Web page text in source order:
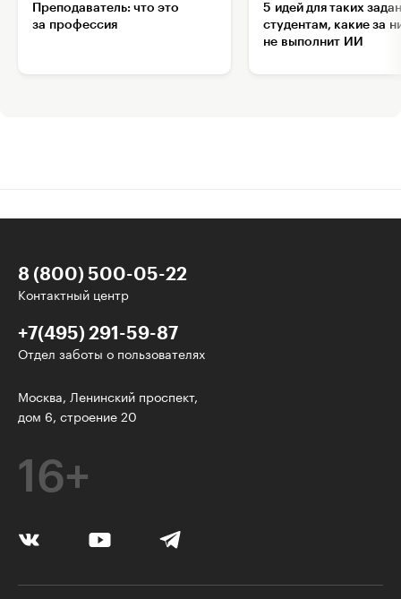
Преподаватель: что это
за профессия
5 идей для таких
студентам, какие за
не выполнит ИИ
8 (800) 500-05-22
Контактный центр
+7(495) 291-59-87
Отдел заботы о пользователях
Москва, Ленинский проспект,
дом 6, строение 20
16+
Интересное - на почту!
Выберите тему рассылки
Дизайн
Программирование